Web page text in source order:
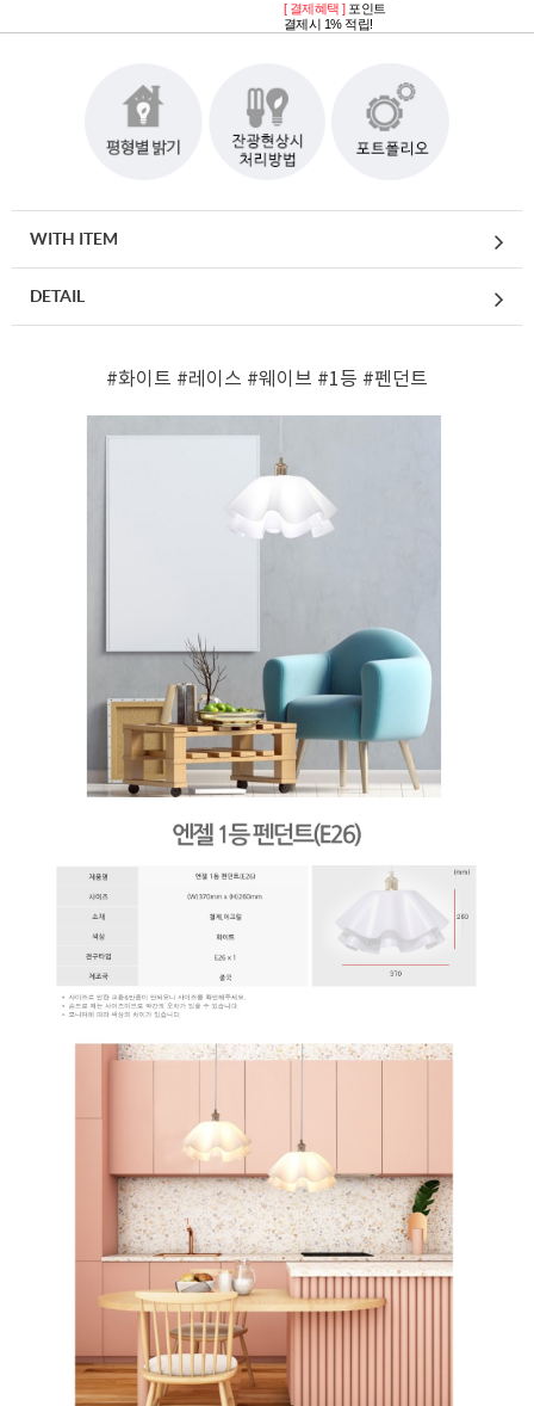
페이코 ID로 페
[ 결제혜택 ] 포인트
결제시 1% 적립!
WITH ITEM
DETAIL
#화이트 #레이스 #웨이브 #1등 #펜던트